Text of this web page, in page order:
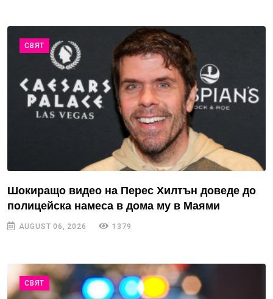
СВЯТ
Шокиращо видео на Перес Хилтън доведе до
полицейска намеса в дома му в Маями
AUGUST 06, 2026 1379
СВЯТ